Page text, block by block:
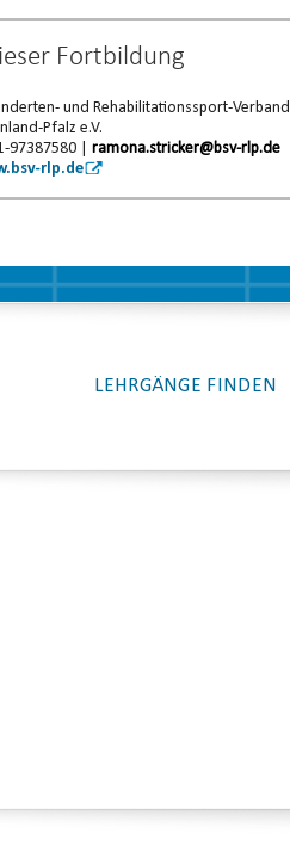
Fortbildung
und Rehabilitationssport-Verband
Pfalz e.V.
97387580 |ramona.stricker@bsv-rlp.de
rlp.de
LEHRGÄNGE FINDEN